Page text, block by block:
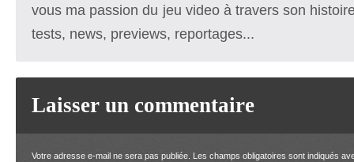
vous ma passion du jeu video à travers son
tests, news, previews, reportages...
Laisser un commentaire
Votre adresse e-mail ne sera pas publiée. Les champs obligatoires sont indiqués